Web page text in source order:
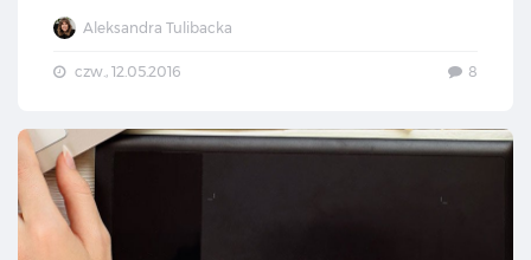
Aleksandra Tulibacka
czw., 12.05.2016 8